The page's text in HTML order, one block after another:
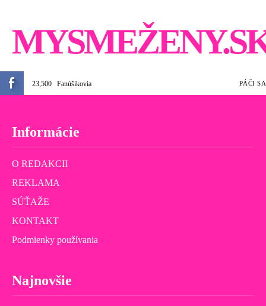
23,500 Fanúšikovia PÁČI SA
Informácie
O REDAKCII
REKLAMA
SÚŤAŽE
KONTAKT
Podmienky používania
Najnovšie